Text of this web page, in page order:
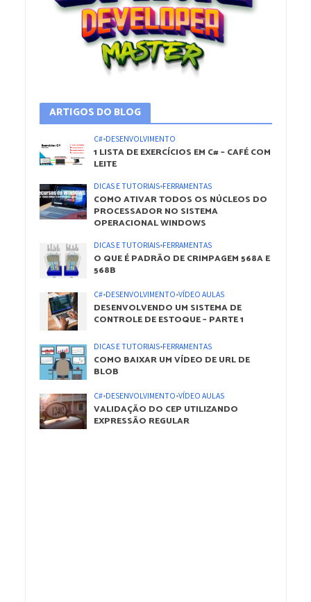
ARTIGOS DO BLOG
C#•DESENVOLVIMENTO
1 LISTA DE EXERCÍCIOS EM C# – CAFÉ COM
LEITE
DICAS E TUTORIAIS•FERRAMENTAS
COMO ATIVAR TODOS OS NÚCLEOS DO
PROCESSADOR NO SISTEMA
OPERACIONAL WINDOWS
DICAS E TUTORIAIS•FERRAMENTAS
O QUE É PADRÃO DE CRIMPAGEM 568A E
568B
C#•DESENVOLVIMENTO•VÍDEO AULAS
DESENVOLVENDO UM SISTEMA DE
CONTROLE DE ESTOQUE – PARTE 1
DICAS E TUTORIAIS•FERRAMENTAS
COMO BAIXAR UM VÍDEO DE URL DE
BLOB
C#•DESENVOLVIMENTO•VÍDEO AULAS
VALIDAÇÃO DO CEP UTILIZANDO
EXPRESSÃO REGULAR